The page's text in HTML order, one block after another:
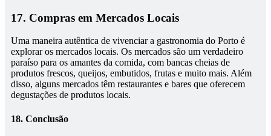
17. Compras em Mercados Locais
Uma maneira autêntica de vivenciar a gastronomia do Porto é
explorar os mercados locais. Os mercados são um verdadeiro
paraíso para os amantes da comida, com bancas cheias de
produtos frescos, queijos, embutidos, frutas e muito mais. Além
disso, alguns mercados têm restaurantes e bares que oferecem
degustações de produtos locais.
18. Conclusão